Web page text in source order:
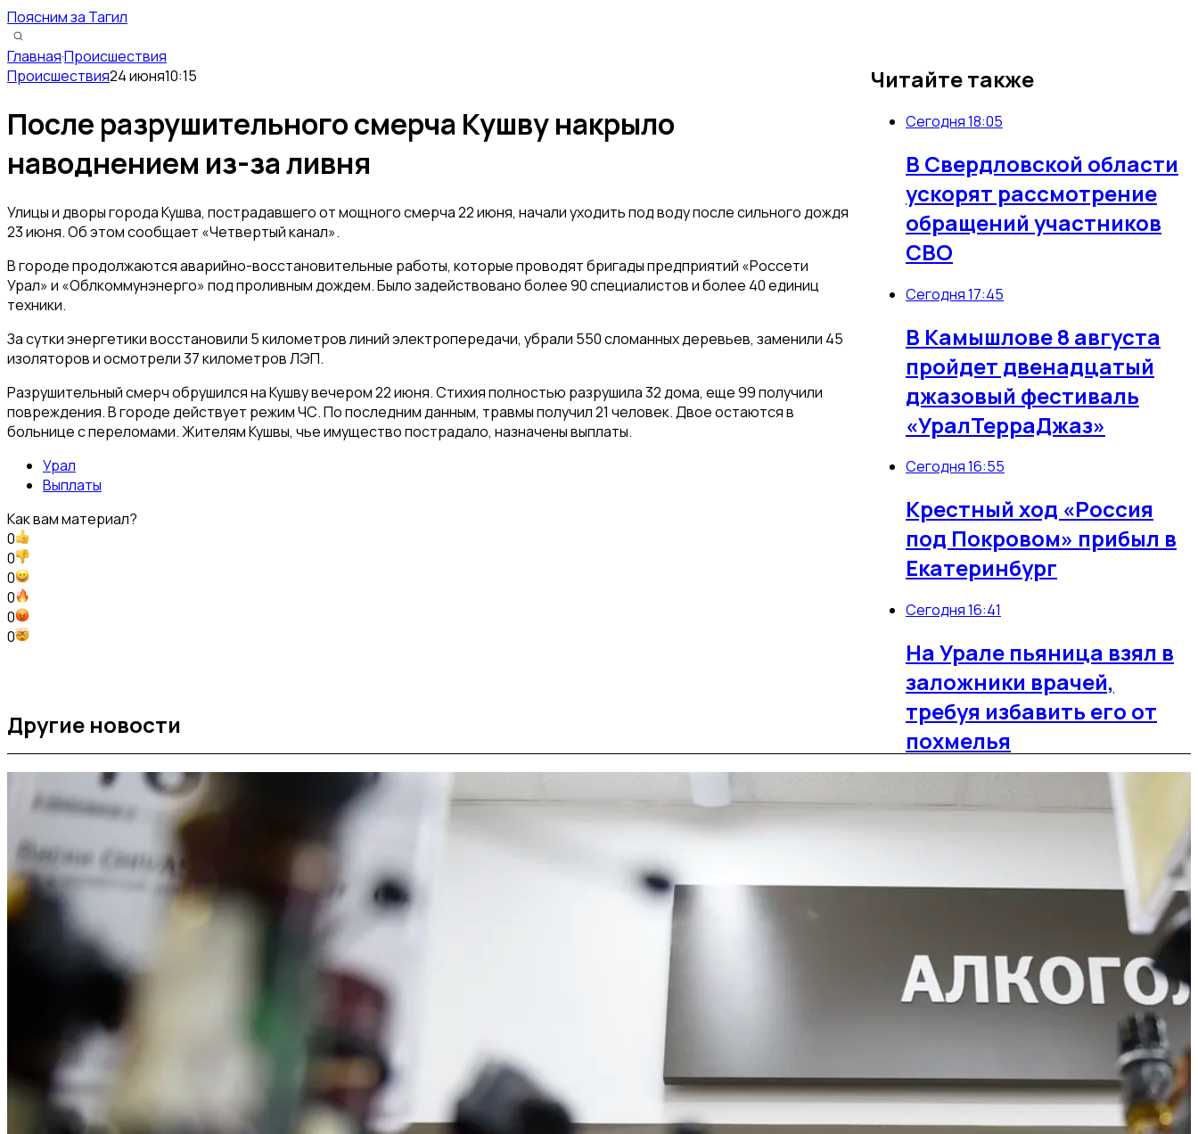
Поясним за Тагил
Главная·Происшествия
Происшествия24 июня10:15
После разрушительного смерча Кушву накрыло
наводнением из-за ливня
Улицы и дворы города Кушва, пострадавшего от мощного смерча 22 июня, начали уходить под воду после сильного дождя
23 июня. Об этом сообщает «Четвертый канал».
В городе продолжаются аварийно-восстановительные работы, которые проводят бригады предприятий «Россети
Урал» и «Облкоммунэнерго» под проливным дождем. Было задействовано более 90 специалистов и более 40 единиц
техники.
За сутки энергетики восстановили 5 километров линий электропередачи, убрали 550 сломанных деревьев, заменили 45
изоляторов и осмотрели 37 километров ЛЭП.
Разрушительный смерч обрушился на Кушву вечером 22 июня. Стихия полностью разрушила 32 дома, еще 99 получили
повреждения. В городе действует режим ЧС. По последним данным, травмы получил 21 человек. Двое остаются в
больнице с переломами. Жителям Кушвы, чье имущество пострадало, назначены выплаты.
Урал
Выплаты
Как вам материал?
0
0
0
0
0
0
Читайте также
Сегодня 18:05
В Свердловской области
ускорят рассмотрение
обращений участников
СВО
Сегодня 17:45
В Камышлове 8 августа
пройдет двенадцатый
джазовый фестиваль
«УралТерраДжаз»
Сегодня 16:55
Крестный ход «Россия
под Покровом» прибыл в
Екатеринбург
Сегодня 16:41
На Урале пьяница взял в
заложники врачей,
требуя избавить его от
похмелья
Книжный фестиваль
переедет на
Октябрьскую площадь в
Сегодня 16:30
открылась выставка
Андрея Старцева
«Страсти по Андрею»
Другие новости